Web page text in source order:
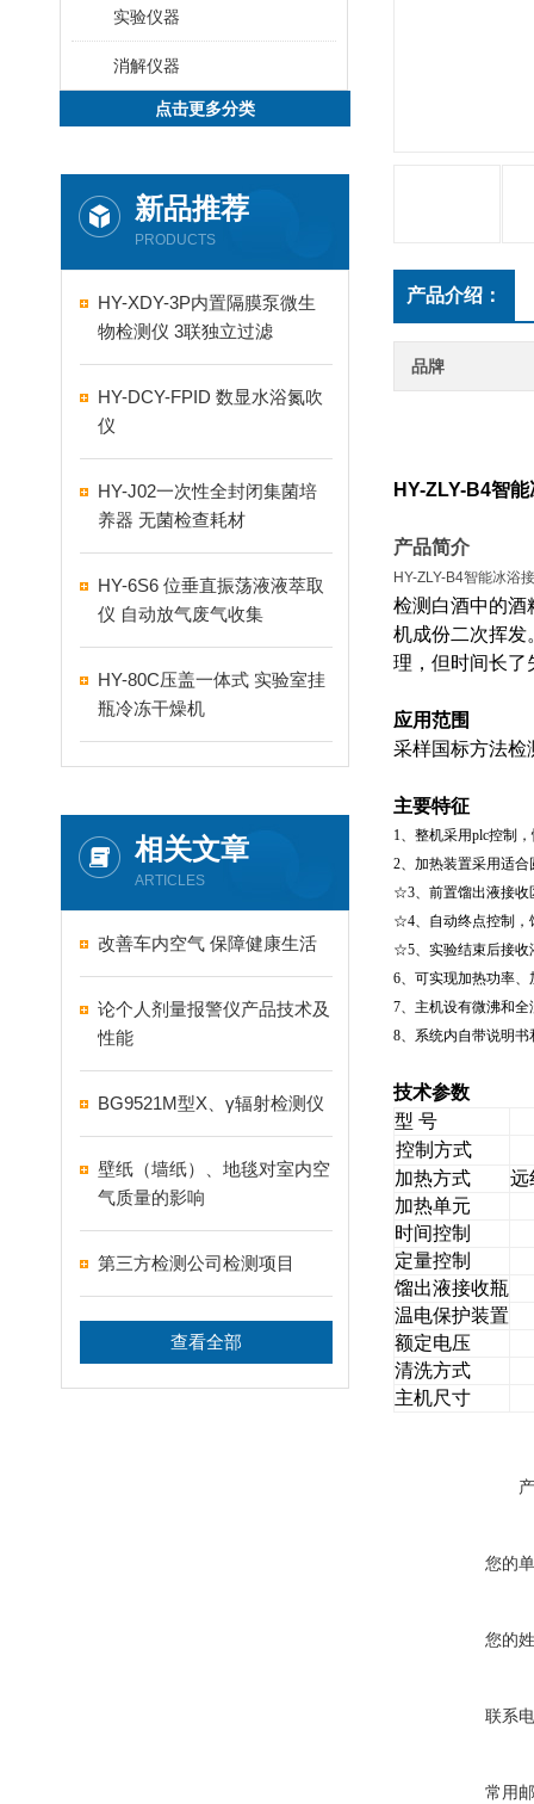
实验仪器
消解仪器
点击更多分类
新品推荐
PRODUCTS
HY-XDY-3P内置隔膜泵微生
物检测仪 3联独立过滤
HY-DCY-FPID 数显水浴氮吹
仪
HY-J02一次性全封闭集菌培
养器 无菌检查耗材
HY-6S6 位垂直振荡液液萃取
仪 自动放气废气收集
HY-80C压盖一体式 实验室挂
瓶冷冻干燥机
相关文章
ARTICLES
改善车内空气 保障健康生活
论个人剂量报警仪产品技术及
性能
BG9521M型X、γ辐射检测仪
壁纸（墙纸）、地毯对室内空
气质量的影响
第三方检测公司检测项目
查看全部
产品介绍：
品牌
HY-ZLY-B4智
产品简介
HY-ZLY-B4智能冰浴
检测白酒中的酒
机成份二次挥发
理，但时间长了
应用范围
采样国标方法检
主要特征
1、整机采用plc控制
2、加热装置采用适
☆3、前置馏出液接
☆4、自动终点控制
☆5、实验结束后接
6、可实现加热功率
7、主机设有微沸和
8、系统内自带说明
技术参数
型 号
控制方式
加热方式
远
加热单元
时间控制
定量控制
馏出液接收瓶
温电保护装置
额定电压
清洗方式
主机尺寸
您的
您的
联系
常用